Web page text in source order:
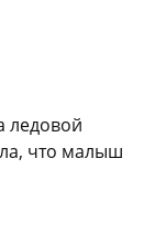
ледовой
что малыш